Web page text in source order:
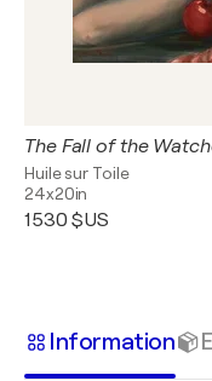
The Fall of the
Huile sur Toile
24x20in
1 530 $US
Information